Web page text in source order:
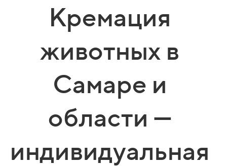
Кремация
животных в
Самаре и
области —
индивидуальная